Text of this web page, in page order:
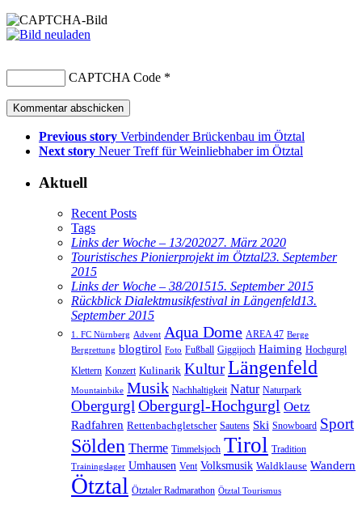
CAPTCHA Code *
Previous story Verbindender Brückenbau im Ötztal
Next story Neuer Treff für Weinliebhaber im Ötztal
Aktuell
Recent Posts
Tags
Links der Woche – 13/202027. März 2020
Touristisches Pionierprojekt im Ötztal23. September
2015
Links der Woche – 38/201515. September 2015
Rückblick Dialektmusikfestival in Längenfeld13.
September 2015
1. FC Nürnberg Advent Aqua Dome AREA 47 Berge
Bergrettung blogtirol Foto Fußball Giggijoch Haiming Hochgurgl
Klettern Konzert Kulinarik KulturLängenfeld
Mountainbike Musik Nachhaltigkeit Natur Naturpark
ObergurglObergurgl-Hochgurgl Oetz
Radfahren Rettenbachgletscher Sautens Ski Snowboard Sport
Sölden Therme Timmelsjoch Tirol Tradition
Trainingslager Umhausen Vent Volksmusik Waldklause Wandern
Ötztal Ötztaler Radmarathon Ötztal Tourismus